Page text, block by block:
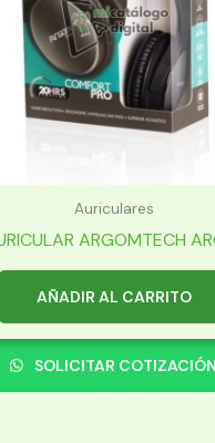
Auriculares
ARGOMTECH
AÑADIR AL CARRITO
SOLICITAR COTIZACIÓN